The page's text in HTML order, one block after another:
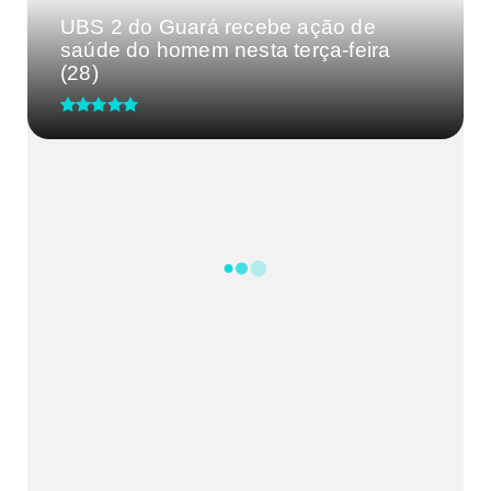
UBS 2 do Guará recebe ação de
saúde do homem nesta terça-feira
(28)